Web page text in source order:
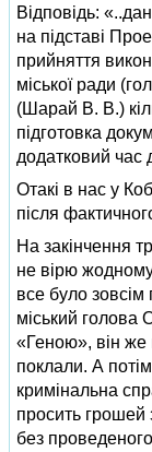
Відповідь:
на підставі
прийняття
міської ради
(Шарай В. В.)
підготовка
додатковий час
Отакі в нас у
після
На закінчення
не вірю
все було
міський голова
«Геною», він же
поклали. А
кримінальна
просить грошей
без